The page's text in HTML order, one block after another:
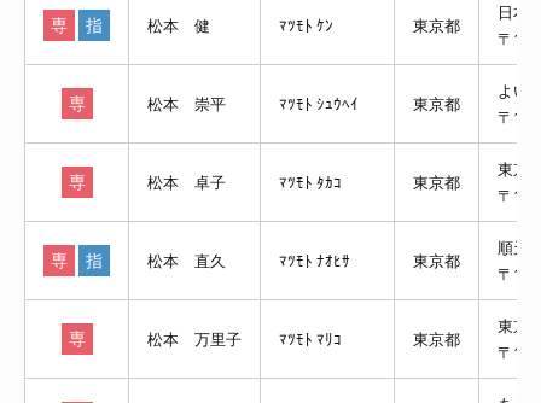
専 指 松本 健 ﾏﾂﾓﾄ ｹﾝ 東京都
日本
〒
専 松本 崇平 ﾏﾂﾓﾄ ｼｭｳﾍｲ 東京都
よい
〒
専 松本 卓子 ﾏﾂﾓﾄ ﾀｶｺ 東京都
東京
〒
専 指 松本 直久 ﾏﾂﾓﾄ ﾅｵﾋｻ 東京都
順天
〒
専 松本 万里子 ﾏﾂﾓﾄ ﾏﾘｺ 東京都
東京
〒